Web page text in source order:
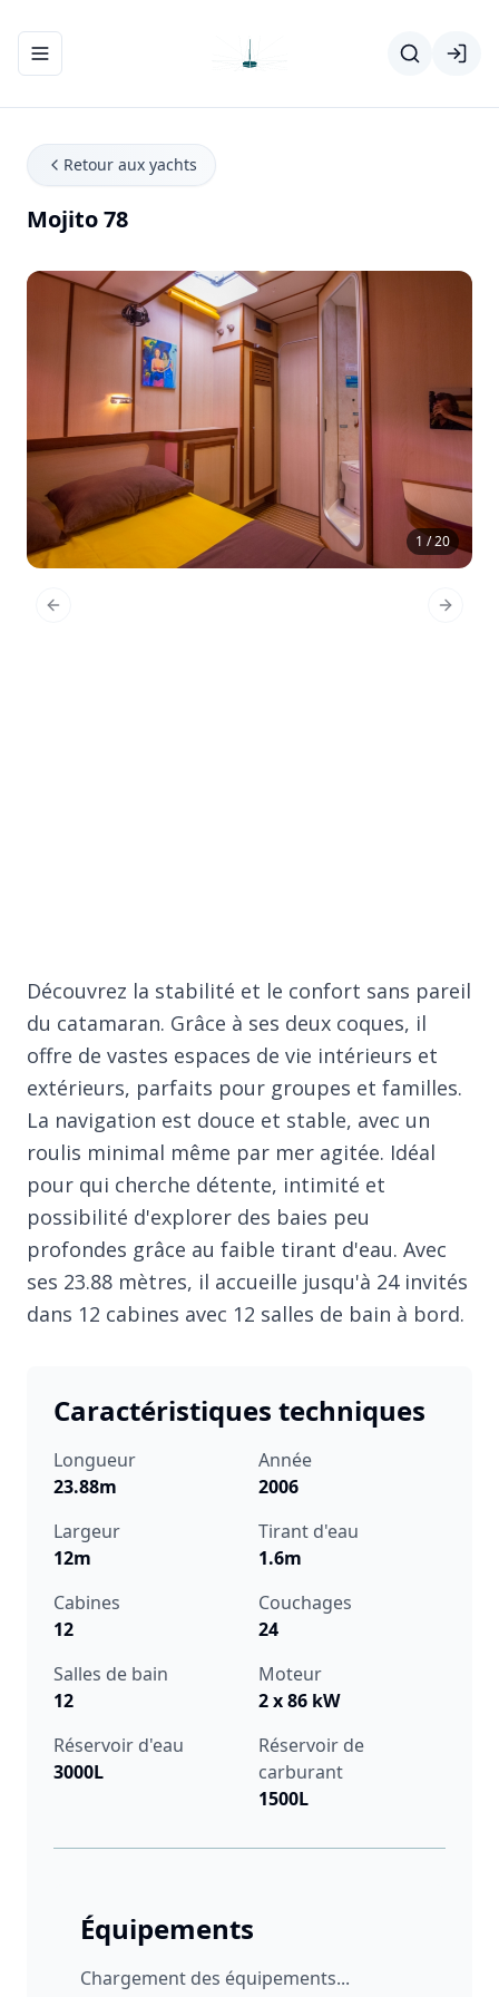
Ouvrir/fermer le menu de navigation
Retour aux yachts
Mojito 78
1 / 20
Previous Slide Next
Découvrez la stabilité et le confort sans pareil
du catamaran. Grâce à ses deux coques, il
offre de vastes espaces de vie intérieurs et
extérieurs, parfaits pour groupes et familles.
La navigation est douce et stable, avec un
roulis minimal même par mer agitée. Idéal
pour qui cherche détente, intimité et
possibilité d'explorer des baies peu
profondes grâce au faible tirant d'eau. Avec
ses 23.88 mètres, il accueille jusqu'à 24 invités
dans 12 cabines avec 12 salles de bain à bord.
Caractéristiques techniques
Longueur
23.88m
Année
2006
Largeur
12m
Tirant d'eau
1.6m
Cabines
12
Couchages
24
Salles de bain
12
Moteur
2 x 86 kW
Réservoir d'eau
3000L
Réservoir de
carburant
1500L
Équipements
Chargement des équipements...